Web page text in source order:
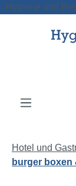
Zum
Hygiene und
Hotel und
burger boxen